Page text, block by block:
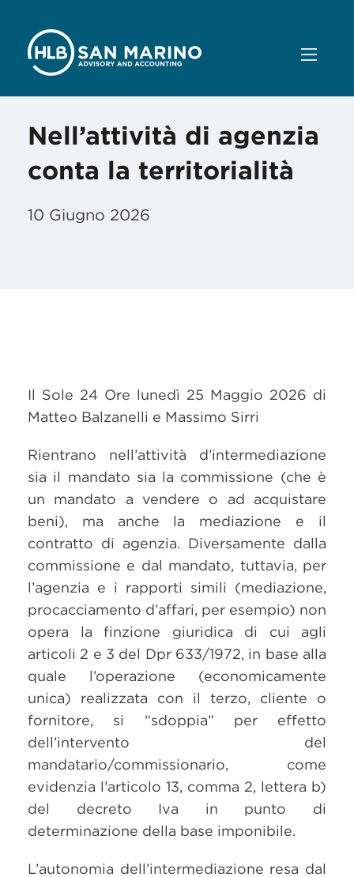
Nell’attività di agenzia
conta la territorialità
10 Giugno 2026
Il Sole 24 Ore lunedì 25 Maggio 2026 di
Matteo Balzanelli e Massimo Sirri
Rientrano nell’attività d’intermediazione
sia il mandato sia la commissione (che è
un mandato a vendere o ad acquistare
beni), ma anche la mediazione e il
contratto di agenzia. Diversamente dalla
commissione e dal mandato, tuttavia, per
l’agenzia e i rapporti simili (mediazione,
procacciamento d’affari, per esempio) non
opera la finzione giuridica di cui agli
articoli 2 e 3 del Dpr 633/1972, in base alla
quale l’operazione (economicamente
unica) realizzata con il terzo, cliente o
fornitore, si “sdoppia” per effetto
dell’intervento del
mandatario/commissionario, come
evidenzia l’articolo 13, comma 2, lettera b)
del decreto Iva in punto di
determinazione della base imponibile.
L’autonomia dell’intermediazione resa dal